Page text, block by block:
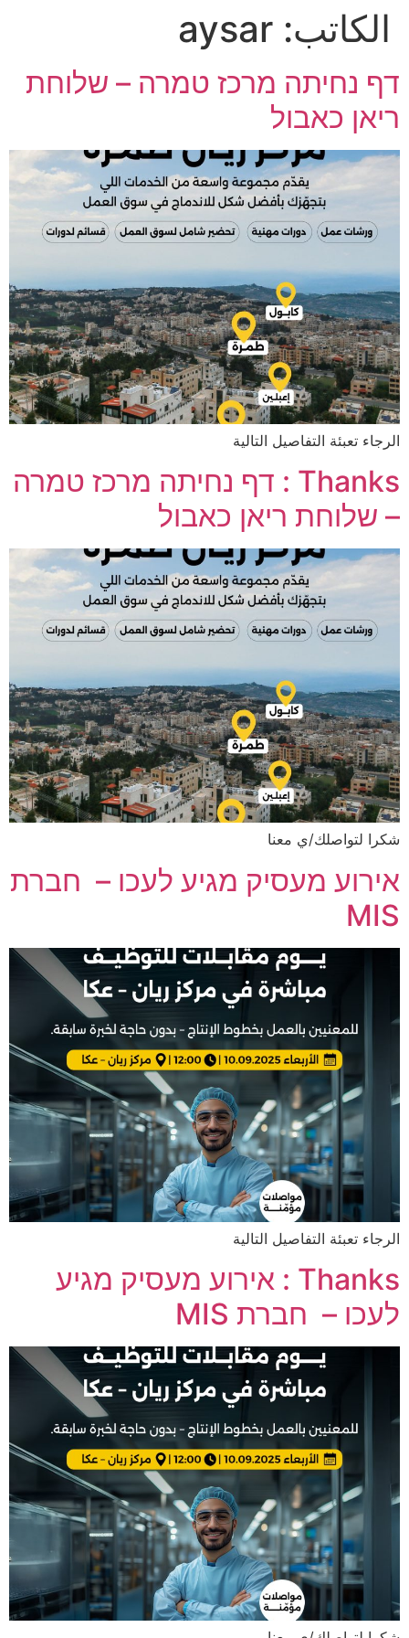
الكاتب: aysar
דף נחיתה מרכז טמרה – שלוחת
ריאן כאבול
الرجاء تعبئة التفاصيل التالية
Thanks : דף נחיתה מרכז טמרה
– שלוחת ריאן כאבול
شكرا لتواصلك/ي معنا
אירוע מעסיק מגיע לעכו – חברת
MIS
الرجاء تعبئة التفاصيل التالية
Thanks : אירוע מעסיק מגיע
לעכו – חברת MIS